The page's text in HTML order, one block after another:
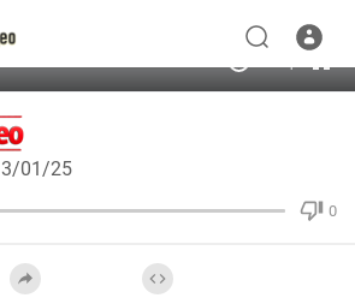
auto
0
01/25